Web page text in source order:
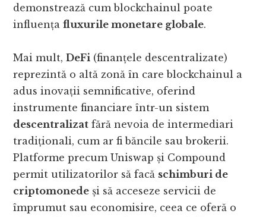
demonstrează cum blockchainul poate
influențafluxurile monetare globale.
Mai mult,DeFi (finanțele descentralizate)
reprezintă o altă zonă în care blockchainul a
adus inovații semnificative, oferind
instrumente financiare într-un sistem
descentralizat fără nevoia de intermediari
tradiționali, cum ar fi băncile sau brokerii.
Platforme precum Uniswap și Compound
permit utilizatorilor să facă schimburi de
criptomonede și să acceseze servicii de
împrumut sau economisire, ceea ce oferă o